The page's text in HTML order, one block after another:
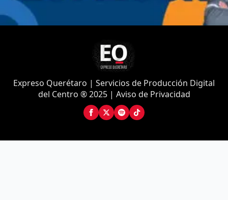
Expreso Querétaro | Servicios de Producción Digital
del Centro ® 2025 | Aviso de Privacidad